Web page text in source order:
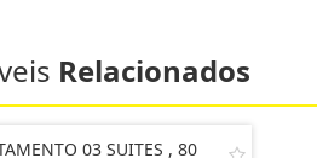
Relacionados
03 SUITES , 80